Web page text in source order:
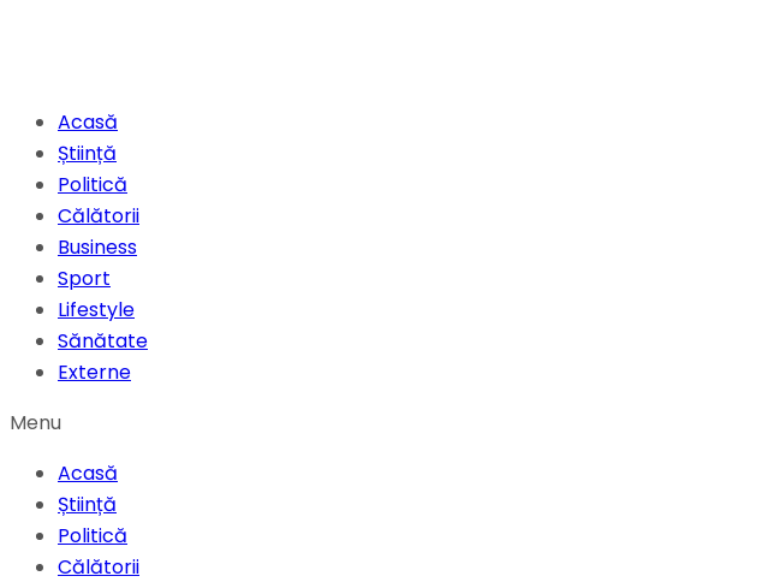
Acasă
Știință
Politică
Călătorii
Business
Sport
Lifestyle
Sănătate
Externe
Menu
Acasă
Știință
Politică
Călătorii